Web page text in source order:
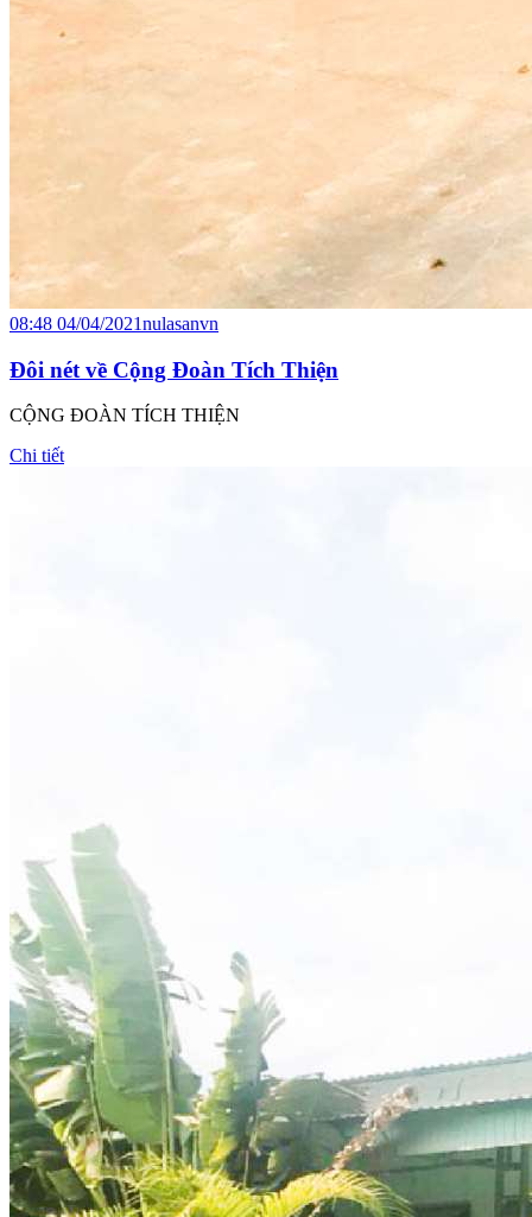
08:48 04/04/2021nulasanvn
Đôi nét về Cộng Đoàn Tích Thiện
CỘNG ĐOÀN TÍCH THIỆN
Chi tiết